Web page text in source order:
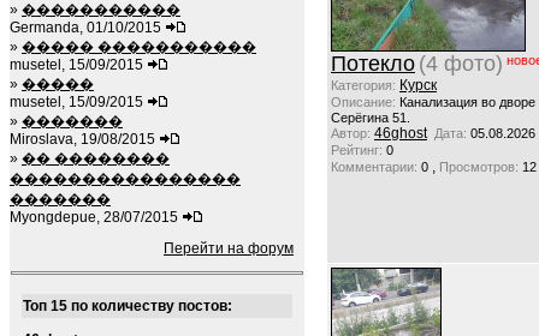
» �����������
Germanda, 01/10/2015
» ����� �����������
musetel, 15/09/2015
» �����
musetel, 15/09/2015
» �������
Miroslava, 19/08/2015
» �� ��������
����������������
�������
Myongdepue, 28/07/2015
Перейти на форум
Топ 15 по количеству постов:
Потекло (4 фото)
Категория: Курск
Описание: Канализация во
Серёгина 51.
Автор: 46ghost Дата: 05.08.2026
Рейтинг: 0
Комментарии: 0 , Просмотров: 12